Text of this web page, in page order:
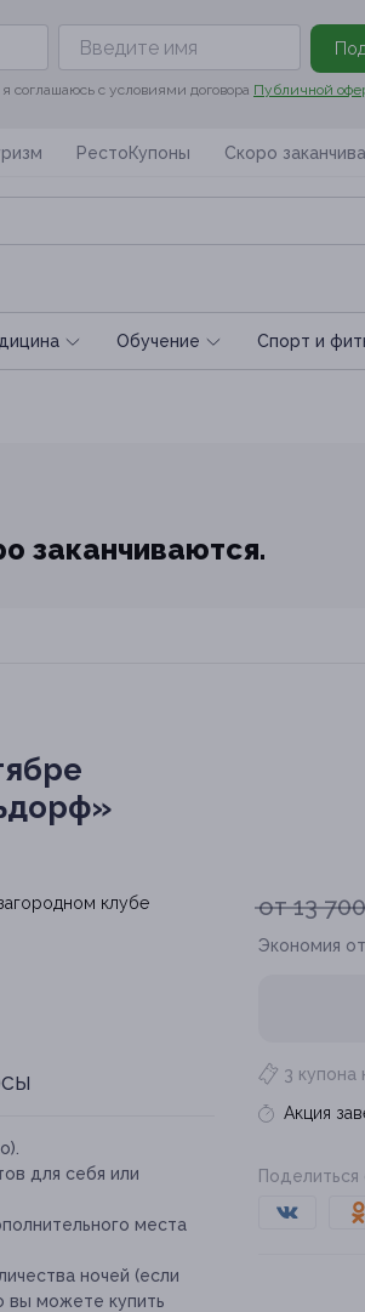
соглашаюсь с условиями договора Публичной
РестоКупоны Скоро
Обучение Спoрт и
заканчиваются.
от 13
Экономия
3 купона
Акция
Поделиться
для себя или
места
ночей (если
вы можете купить